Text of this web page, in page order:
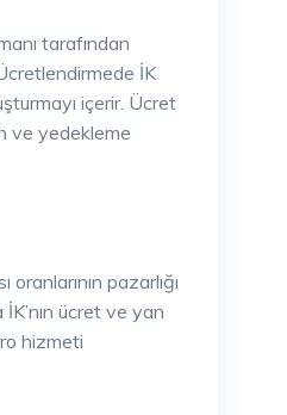
tarafından
İK
içerir. Ücret
ve yedekleme
pazarlığı
ücret ve yan
hizmeti